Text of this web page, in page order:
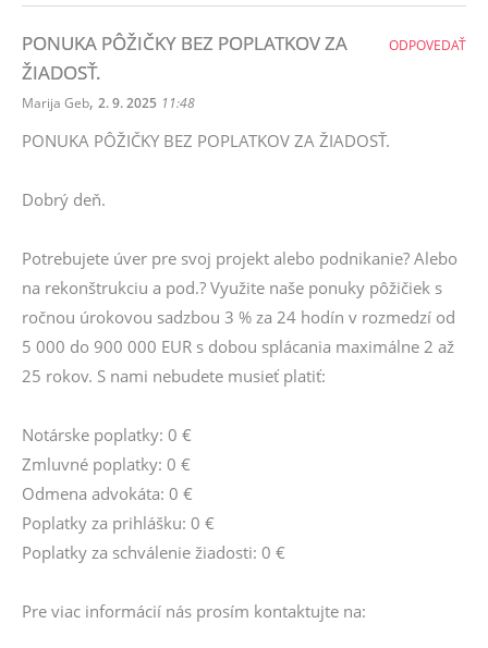
PONUKA PÔŽIČKY BEZ POPLATKOV ZA
ŽIADOSŤ.
Marija Geb, 2. 9. 2025 11:48
PONUKA PÔŽIČKY BEZ POPLATKOV ZA ŽIADOSŤ.
Dobrý deň.
Potrebujete úver pre svoj projekt alebo podnikanie? Alebo
na rekonštrukciu a pod.? Využite naše ponuky pôžičiek s
ročnou úrokovou sadzbou 3 % za 24 hodín v rozmedzí od
5 000 do 900 000 EUR s dobou splácania maximálne 2 až
25 rokov. S nami nebudete musieť platiť:
Notárske poplatky: 0 €
Zmluvné poplatky: 0 €
Odmena advokáta: 0 €
Poplatky za prihlášku: 0 €
Poplatky za schválenie žiadosti: 0 €
Pre viac informácií nás prosím kontaktujte na:
ODPOVEDAŤ